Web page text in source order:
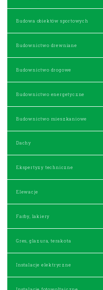
Budowa obiektów sportowych
Budownictwo drewniane
Budownictwo drogowe
Budownictwo energetyczne
Budownictwo mieszkaniowe
Dachy
Ekspertyzy techniczne
Elewacje
Farby, lakiery
Gres, glazura, terakota
Instalacje elektryczne